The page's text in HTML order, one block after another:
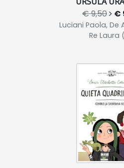
€ 9,50 €
Luciani Paola, De
Re Laura